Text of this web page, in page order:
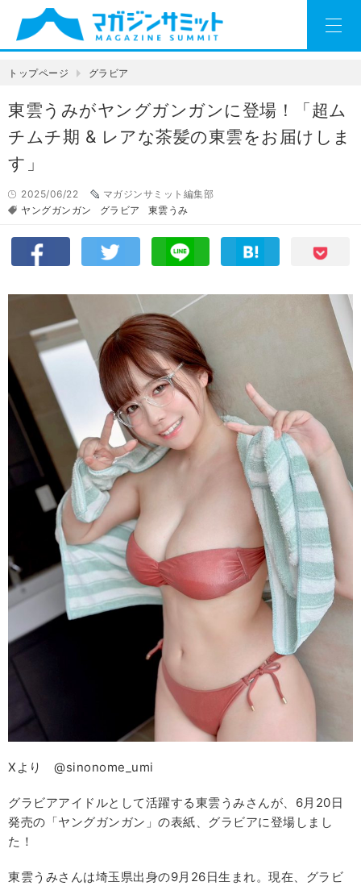
トップページ グラビア
東雲うみがヤングガンガンに登場！「超ム
チムチ期 & レアな茶髪の東雲をお届けしま
す」
2025/06/22
マガジンサミット編集部
ヤングガンガン
グラビア 東雲うみ
Xより @sinonome_umi
グラビアアイドルとして活躍する東雲うみさんが、6月20日
発売の「ヤングガンガン」の表紙、グラビアに登場しまし
た！
東雲うみさんは埼玉県出身の9月26日生まれ。現在、グラビ